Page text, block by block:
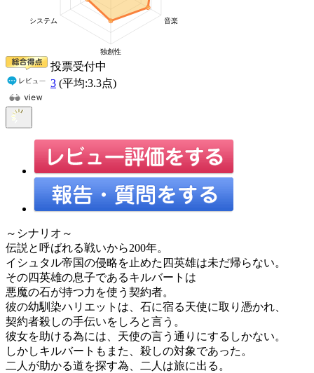
投票受付中
3 (平均:3.3点)
～シナリオ～
伝説と呼ばれる戦いから200年。
イシュタル帝国の侵略を止めた四英雄は未だ帰らない。
その四英雄の息子であるキルバートは
悪魔の石が持つ力を使う契約者。
彼の幼馴染ハリエットは、石に宿る天使に取り憑かれ、
契約者殺しの手伝いをしろと言う。
彼女を助ける為には、天使の言う通りにするしかない。
しかしキルバートもまた、殺しの対象であった。
二人が助かる道を探す為、二人は旅に出る。